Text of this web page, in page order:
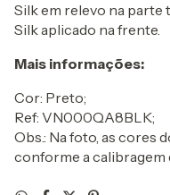
Silk em relevo na parte
Silk aplicado na frente.
Mais informações:
Cor: Preto;
Ref: VN000QA8BLK;
Obs.: Na foto, as cores
conforme a calibragem